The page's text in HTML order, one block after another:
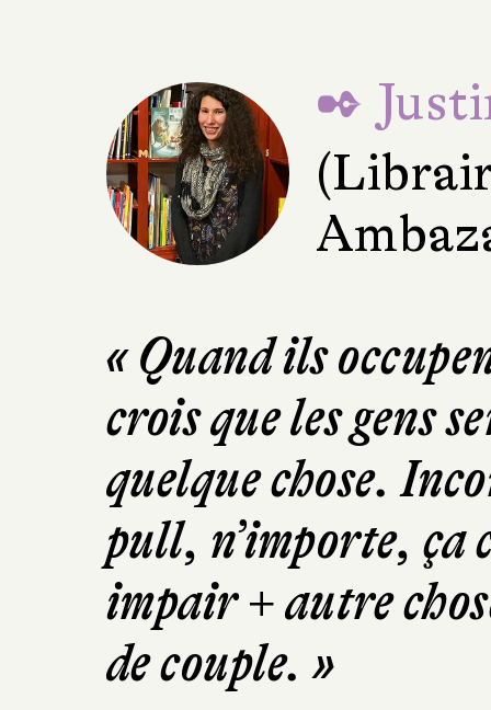
✒
« Quand ils
crois que les gens
quelque chose.
pull, n’importe, ça
impair + autre
de couple. »